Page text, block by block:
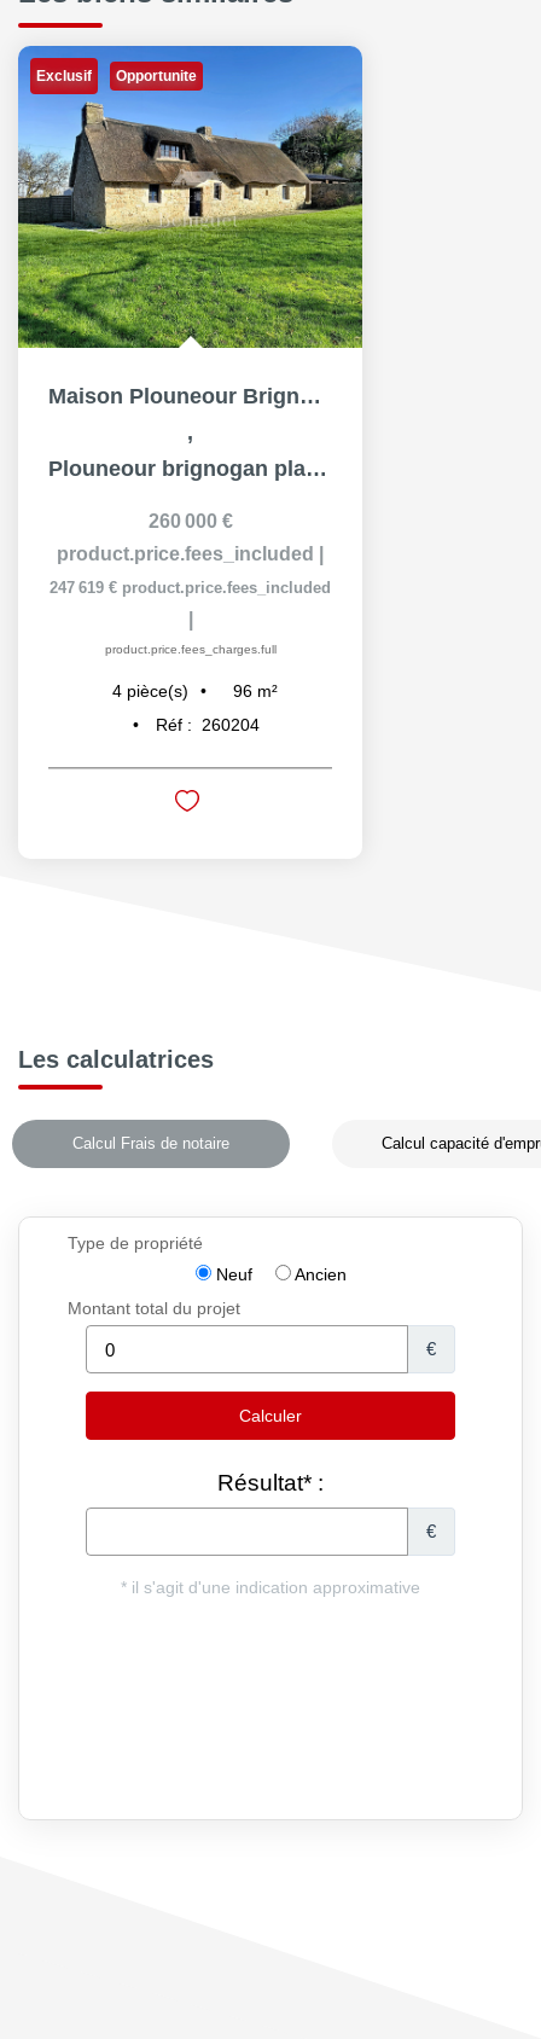
Exclusif Opportunite
Maison Plouneour Brignogan Plages 4 pièce(s) 96 m2
,
Plouneour brignogan plages
260 000 €
product.price.fees_included
247 619 € product.price.fees_included
product.price.fees_charges.full
4 pièce(s) 96 m²
Réf :
260204
Les calculatrices
Calcul Frais de notaire Calcul capacité